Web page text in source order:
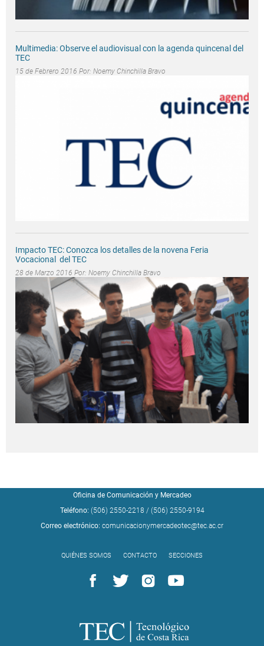
Multimedia: Observe el audiovisual con la agenda quincenal del
TEC
15 de Febrero 2016 Por: Noemy Chinchilla Bravo
Impacto TEC: Conozca los detalles de la novena Feria
Vocacional del TEC
28 de Marzo 2016 Por: Noemy Chinchilla Bravo
Oficina de Comunicación y Mercadeo
Teléfono: (506) 2550-2218 / (506) 2550-9194
Correo electrónico: comunicacionymercadeotec@tec.ac.cr
QUIÉNES SOMOS CONTACTO SECCIONES